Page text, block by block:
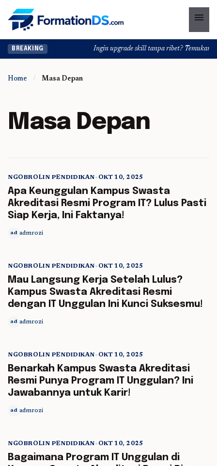
menu
BREAKING Ingin upgrade skill tanpa ribet? Temukan
Home / Masa Depan
Masa Depan
NGOBROLIN PENDIDIKAN• OKT 10, 2025
Apa Keunggulan Kampus Swasta
Akreditasi Resmi Program IT? Lulus Pasti
Siap Kerja, Ini Faktanya!
ad admrozi
5 min read
NGOBROLIN PENDIDIKAN• OKT 10, 2025
Mau Langsung Kerja Setelah Lulus?
Kampus Swasta Akreditasi Resmi
dengan IT Unggulan Ini Kunci Suksesmu!
ad admrozi
5 min read
NGOBROLIN PENDIDIKAN• OKT 10, 2025
Benarkah Kampus Swasta Akreditasi
Resmi Punya Program IT Unggulan? Ini
Jawabannya untuk Karir!
ad admrozi
5 min read
NGOBROLIN PENDIDIKAN• OKT 10, 2025
Bagaimana Program IT Unggulan di